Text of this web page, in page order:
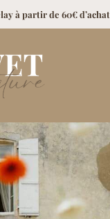
à partir de 60€ d’achat